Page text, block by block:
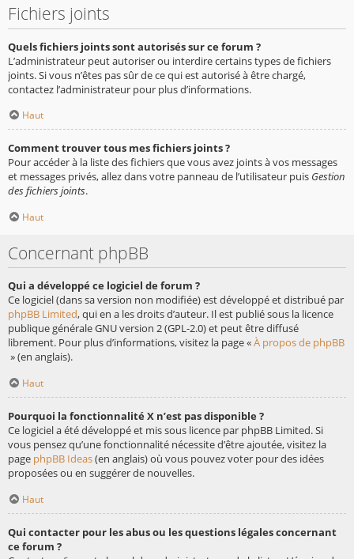
Fichiers joints
Quels fichiers joints sont autorisés sur ce forum ?
L’administrateur peut autoriser ou interdire certains types de fichiers
joints. Si vous n’êtes pas sûr de ce qui est autorisé à être chargé,
contactez l’administrateur pour plus d’informations.
Haut
Comment trouver tous mes fichiers joints ?
Pour accéder à la liste des fichiers que vous avez joints à vos messages
et messages privés, allez dans votre panneau de l’utilisateur puis Gestion
des fichiers joints.
Haut
Concernant phpBB
Qui a développé ce logiciel de forum ?
Ce logiciel (dans sa version non modifiée) est développé et distribué par
phpBB Limited, qui en a les droits d’auteur. Il est publié sous la licence
publique générale GNU version 2 (GPL-2.0) et peut être diffusé
librement. Pour plus d’informations, visitez la page «À propos de phpBB
» (en anglais).
Haut
Pourquoi la fonctionnalité X n’est pas disponible ?
Ce logiciel a été développé et mis sous licence par phpBB Limited. Si
vous pensez qu’une fonctionnalité nécessite d’être ajoutée, visitez la
page phpBB Ideas(en anglais) où vous pouvez voter pour des idées
proposées ou en suggérer de nouvelles.
Haut
Qui contacter pour les abus ou les questions légales concernant
ce forum ?